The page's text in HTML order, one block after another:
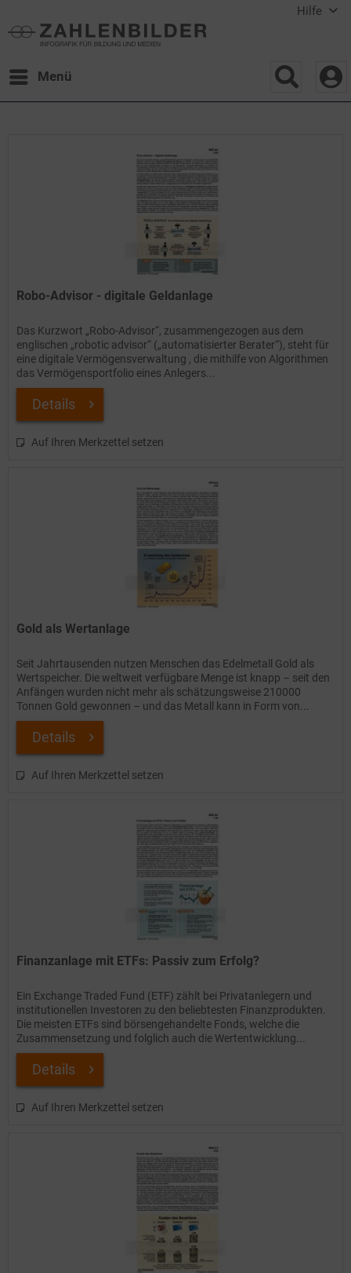
Hilfe
Menü
Robo-Advisor - digitale Geldanlage
Das Kurzwort „Robo-Advisor“, zusammengezogen aus dem
englischen „robotic advisor“ („automatisierter Berater“), steht für
eine digitale Vermögensverwaltung , die mithilfe von Algorithmen
das Vermögensportfolio eines Anlegers...
Details
Auf Ihren Merkzettel setzen
Gold als Wertanlage
Seit Jahrtausenden nutzen Menschen das Edelmetall Gold als
Wertspeicher. Die weltweit verfügbare Menge ist knapp – seit den
Anfängen wurden nicht mehr als schätzungsweise 210000
Tonnen Gold gewonnen – und das Metall kann in Form von...
Details
Auf Ihren Merkzettel setzen
Finanzanlage mit ETFs: Passiv zum Erfolg?
Ein Exchange Traded Fund (ETF) zählt bei Privatanlegern und
institutionellen Investoren zu den beliebtesten Finanzprodukten.
Die meisten ETFs sind börsengehandelte Fonds, welche die
Zusammensetzung und folglich auch die Wertentwicklung...
Details
Auf Ihren Merkzettel setzen